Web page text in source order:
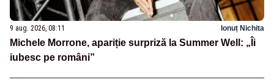
9 aug. 2026, 08:11 Ionuț Nichita
Michele Morrone, apariție surpriză la Summer Well: „Îi
iubesc pe români”